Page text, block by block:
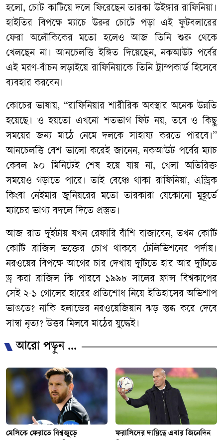
হলো, চোট কাটিয়ে দলে ফিরেছেন তারকা উইঙ্গার রাফিনিয়া।
হাইতির বিপক্ষে ম্যাচে উরুর চোটে পড়া এই ফুটবলারের
ফেরা অলৌকিকের মতো হলেও আজ তিনি শুরু থেকে
খেলছেন না। আনচেলত্তি ইঙ্গিত দিয়েছেন, নকআউট পর্বের
এই মরণ-বাঁচন লড়াইয়ে রাফিনিয়াকে তিনি ট্রাম্পকার্ড হিসেবে
ব্যবহার করবেন।
কোচের ভাষায়, “রাফিনিয়ার শারীরিক অবস্থার অনেক উন্নতি
হয়েছে। ও হয়তো এখনো শতভাগ ফিট নয়, তবে ও কিছু
সময়ের জন্য মাঠে নেমে দলকে সাহায্য করতে পারবে।”
আনচেলত্তি বেশ ভালো করেই জানেন, নকআউট পর্বের ম্যাচ
কেবল ৯০ মিনিটেই শেষ হয়ে যায় না, খেলা অতিরিক্ত
সময়েও গড়াতে পারে। তাই বেঞ্চে থাকা রাফিনিয়া, এন্ড্রিক
কিংবা নেইমার জুনিয়রের মতো তারকারা যেকোনো মুহূর্তে
ম্যাচের ভাগ্য বদলে দিতে প্রস্তুত।
আজ রাত দুইটায় যখন রেফারি বাঁশি বাজাবেন, তখন কোটি
কোটি ব্রাজিল ভক্তের চোখ থাকবে টেলিভিশনের পর্দায়।
নরওয়ের বিপক্ষে আগের চার দেখায় দুটিতে হার আর দুটিতে
ড্র করা ব্রাজিল কি পারবে ১৯৯৮ সালের ফ্রান্স বিশ্বকাপের
সেই ২-১ গোলের হারের প্রতিশোধ নিয়ে ইতিহাসের অভিশাপ
ভাঙতে? নাকি হলান্ডের নরওয়েজিয়ান ঝড় স্তব্ধ করে দেবে
সাম্বা নৃত্য? উত্তর মিলবে মাঠের যুদ্ধেই।
আরো পড়ুন ...
মেসিকে ফেরাতে বিশ্বজুড়ে
ফরাসিদের দায়িত্বে এবার জিনেদিন